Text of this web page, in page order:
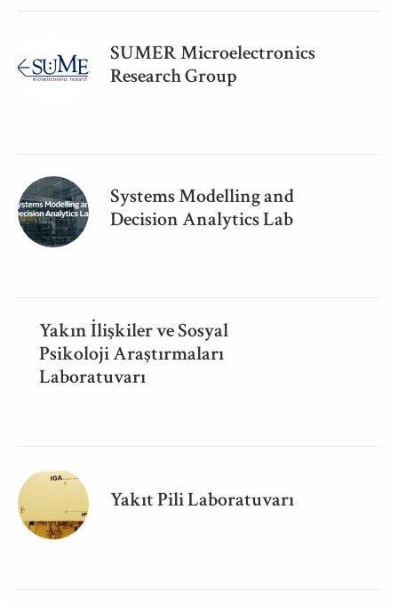
SUMER Microelectronics
Research Group
Systems Modelling and
Decision Analytics Lab
Yakın İlişkiler ve Sosyal
Psikoloji Araştırmaları
Laboratuvarı
Yakıt Pili Laboratuvarı